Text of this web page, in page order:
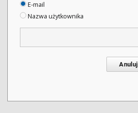
E-mail
Nazwa użytkownika
Anuluj